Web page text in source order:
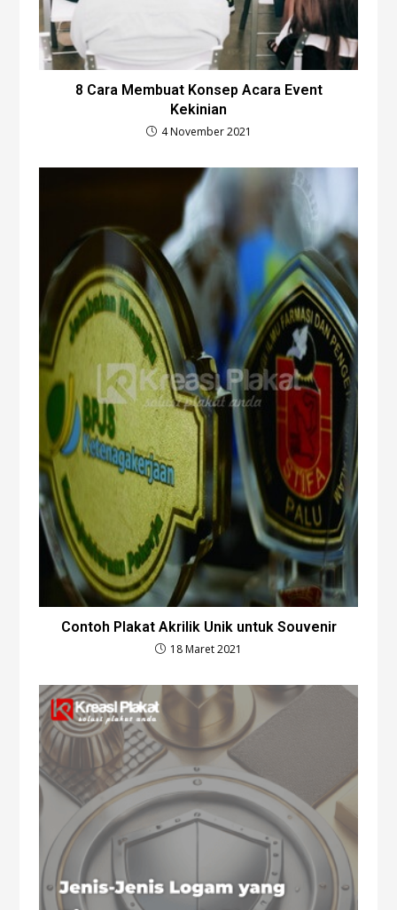
8 Cara Membuat Konsep Acara Event
Kekinian
4 November 2021
Contoh Plakat Akrilik Unik untuk Souvenir
18 Maret 2021